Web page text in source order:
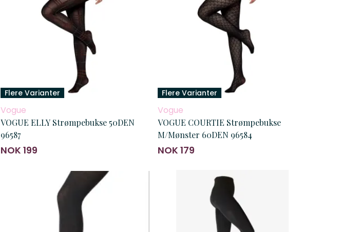
Flere Varianter
Vogue
VOGUE ELLY Strømpebukse 50DEN
96587
NOK 199
Flere Varianter
Vogue
VOGUE COURTIE Strømpebukse
M/Mønster 60DEN 96584
NOK 179